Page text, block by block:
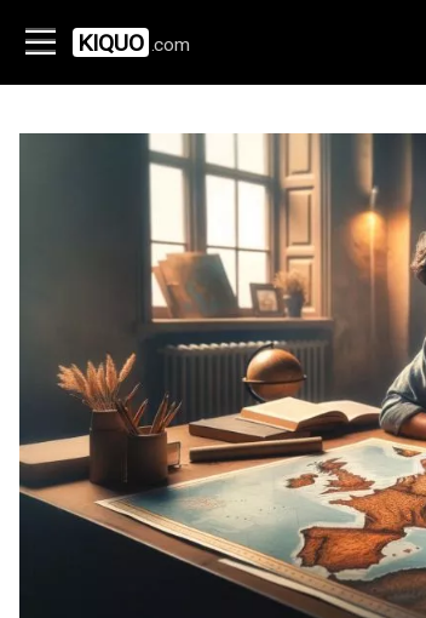
KIQUO .com